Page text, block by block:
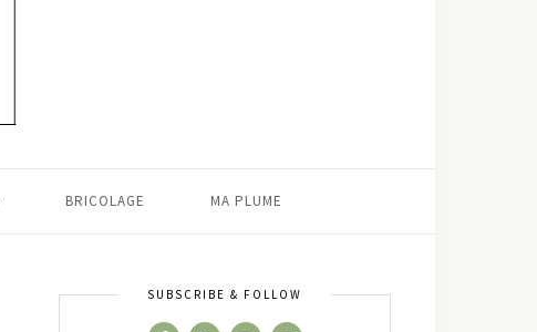
BRICOLAGE MA PLUME
SUBSCRIBE & FOLLOW